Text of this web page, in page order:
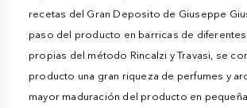
recetas del Gran Deposito de Giuseppe
paso del producto en barricas de diferentes
propias del método Rincalzi y Travasi, se
producto una gran riqueza de perfumes y
mayor maduración del producto en